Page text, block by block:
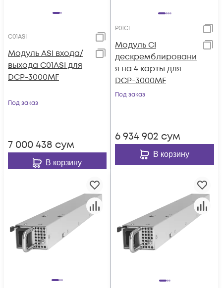
C01ASI
Модуль ASI входа/
выхода C01ASI для
DCP-3000MF
Под заказ
7 000 438 сум
В корзину
P01CI
Модуль CI
дескремблировани
я на 4 карты для
DCP-3000MF
Под заказ
6 934 902 сум
В корзину